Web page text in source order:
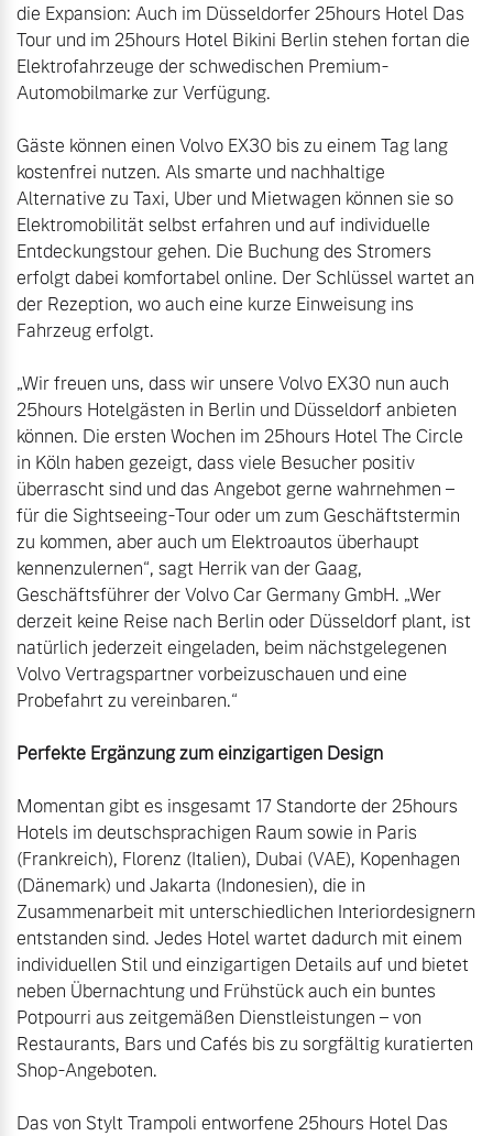
die Expansion: Auch im Düsseldorfer 25hours Hotel Das
Tour und im 25hours Hotel Bikini Berlin stehen fortan die
Elektrofahrzeuge der schwedischen Premium-
Automobilmarke zur Verfügung.
Gäste können einen Volvo EX30 bis zu einem Tag lang
kostenfrei nutzen. Als smarte und nachhaltige
Alternative zu Taxi, Uber und Mietwagen können sie so
Elektromobilität selbst erfahren und auf individuelle
Entdeckungstour gehen. Die Buchung des Stromers
erfolgt dabei komfortabel online. Der Schlüssel wartet an
der Rezeption, wo auch eine kurze Einweisung ins
Fahrzeug erfolgt.
„Wir freuen uns, dass wir unsere Volvo EX30 nun auch
25hours Hotelgästen in Berlin und Düsseldorf anbieten
können. Die ersten Wochen im 25hours Hotel The Circle
in Köln haben gezeigt, dass viele Besucher positiv
überrascht sind und das Angebot gerne wahrnehmen –
für die Sightseeing-Tour oder um zum Geschäftstermin
zu kommen, aber auch um Elektroautos überhaupt
kennenzulernen“, sagt Herrik van der Gaag,
Geschäftsführer der Volvo Car Germany GmbH. „Wer
derzeit keine Reise nach Berlin oder Düsseldorf plant, ist
natürlich jederzeit eingeladen, beim nächstgelegenen
Volvo Vertragspartner vorbeizuschauen und eine
Probefahrt zu vereinbaren.“
Perfekte Ergänzung zum einzigartigen Design
Momentan gibt es insgesamt 17 Standorte der 25hours
Hotels im deutschsprachigen Raum sowie in Paris
(Frankreich), Florenz (Italien), Dubai (VAE), Kopenhagen
(Dänemark) und Jakarta (Indonesien), die in
Zusammenarbeit mit unterschiedlichen Interiordesignern
entstanden sind. Jedes Hotel wartet dadurch mit einem
individuellen Stil und einzigartigen Details auf und bietet
neben Übernachtung und Frühstück auch ein buntes
Potpourri aus zeitgemäßen Dienstleistungen – von
Restaurants, Bars und Cafés bis zu sorgfältig kuratierten
Shop-Angeboten.
Das von Stylt Trampoli entworfene 25hours Hotel Das